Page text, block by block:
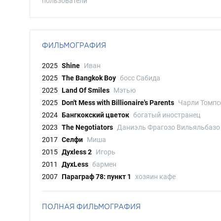
ФИЛЬМОГРАФИЯ
2025 Shine Иван
2025 The Bangkok Boy босс Сабида
2025 Land Of Smiles Мэтью
2025 Don't Mess with Billionaire's Parents Чарли
2024 Бангкокский цветок богатый иностранец
2023 The Negotiators Даниэль Фрагозо Вильяльбазо
2017 Селфи Миша
2015 Духless 2 Игорь
2011
ДухLess бармен
2007 Параграф 78: пункт 1 хозяин кафе
ПОЛНАЯ ФИЛЬМОГРАФИЯ